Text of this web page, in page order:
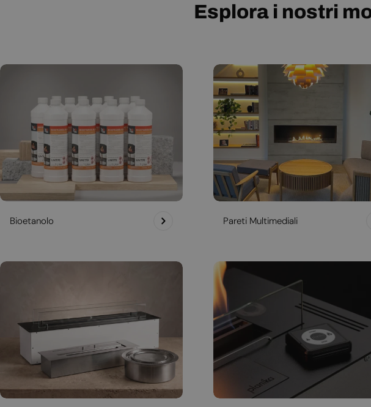
Esplora i nostri
Bioetanolo Pareti Multimediali